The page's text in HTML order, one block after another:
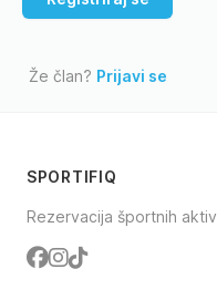
Že član? Prijavi se
SPORTIFIQ
Rezervacija športnih
Facebook
Instagram
TikTok